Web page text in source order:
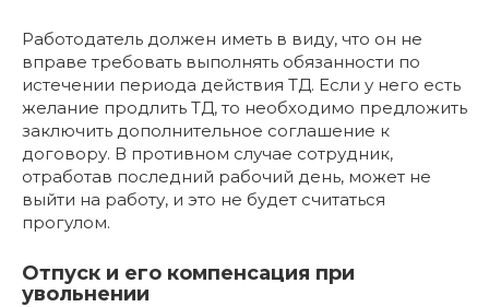
Работодатель должен иметь в виду, что он не
вправе требовать выполнять обязанности по
истечении периода действия ТД. Если у него есть
желание продлить ТД, то необходимо предложить
заключить дополнительное соглашение к
договору. В противном случае сотрудник,
отработав последний рабочий день, может не
выйти на работу, и это не будет считаться
прогулом.
Отпуск и его компенсация при
увольнении